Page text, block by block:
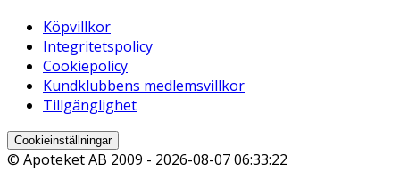
Köpvillkor
Integritetspolicy
Cookiepolicy
Kundklubbens medlemsvillkor
Tillgänglighet
Cookieinställningar
© Apoteket AB 2009 - 2026-08-07 06:33:22